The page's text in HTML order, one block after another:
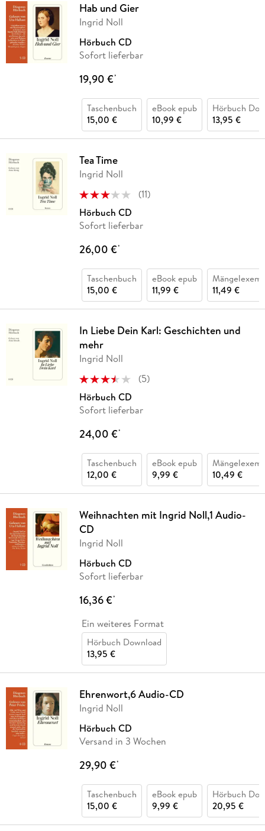
Hab und Gier
Ingrid Noll
Hörbuch CD
Sofort lieferbar
19,90 €*
Taschenbuch
15,00 €
eBook epub
10,99 €
Hörbuch
13,95 €
Tea Time
Ingrid Noll
(11)
Hörbuch CD
Sofort lieferbar
26,00 €*
Taschenbuch
15,00 €
eBook epub
11,99 €
11,49 €
In Liebe Dein Karl: Geschichten und
mehr
Ingrid Noll
(5)
Hörbuch CD
Sofort lieferbar
24,00 €*
Taschenbuch
12,00 €
eBook epub
9,99 €
10,49 €
Weihnachten mit Ingrid Noll,1 Audio-
CD
Ingrid Noll
Hörbuch CD
Sofort lieferbar
16,36 €*
Ein weiteres Format
Hörbuch Download
13,95 €
Ehrenwort,6 Audio-CD
Ingrid Noll
Hörbuch CD
Versand in 3 Wochen
29,90 €*
Taschenbuch
15,00 €
eBook epub
9,99 €
Hörbuch
20,95 €